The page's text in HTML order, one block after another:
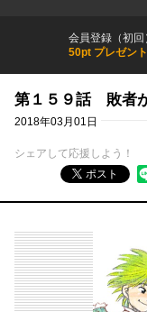
会員登録（初回
50pt プレゼント
第１５９話 敗者
2018年03月01日
シェアして応援しよう！
ポスト